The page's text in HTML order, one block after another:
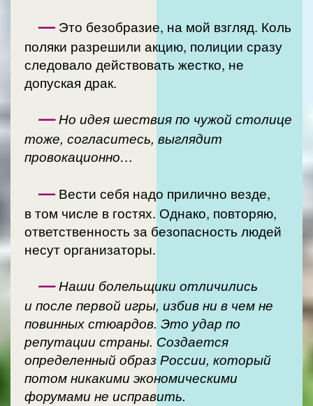
— Это безобразие, на мой взгляд. Коль
поляки разрешили акцию, полиции сразу
следовало действовать жестко, не
допуская драк.
—Но идея шествия по чужой столице
тоже, согласитесь, выглядит
провокационно…
— Вести себя надо прилично везде,
в том числе в гостях. Однако, повторяю,
ответственность за безопасность людей
несут организаторы.
—Наши болельщики отличились
и после первой игры, избив ни в чем не
повинных стюардов. Это удар по
репутации страны. Создается
определенный образ России, который
потом никакими экономическими
форумами не исправить.